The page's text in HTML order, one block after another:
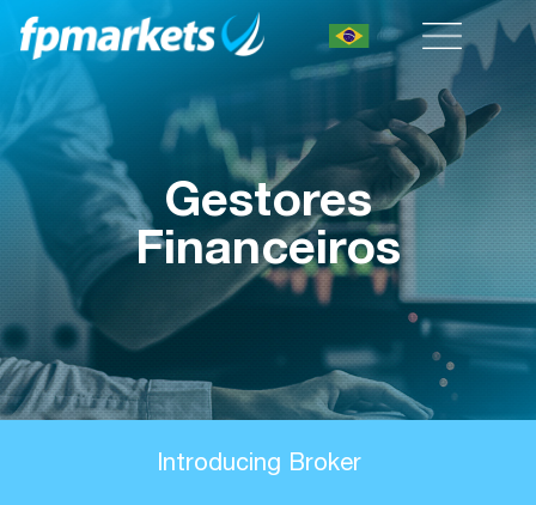
Gestores
Financeiros
Introducing Broker